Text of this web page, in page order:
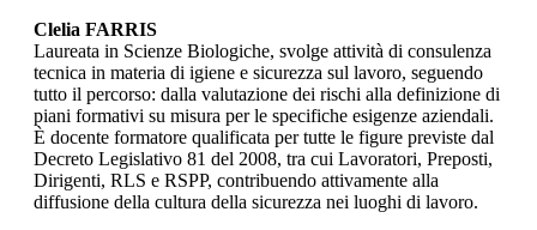
Clelia FARRIS
Laureata in Scienze Biologiche, svolge attività di consulenza
tecnica in materia di igiene e sicurezza sul lavoro, seguendo
tutto il percorso: dalla valutazione dei rischi alla definizione di
piani formativi su misura per le specifiche esigenze aziendali.
È docente formatore qualificata per tutte le figure previste dal
Decreto Legislativo 81 del 2008, tra cui Lavoratori, Preposti,
Dirigenti, RLS e RSPP, contribuendo attivamente alla
diffusione della cultura della sicurezza nei luoghi di lavoro.